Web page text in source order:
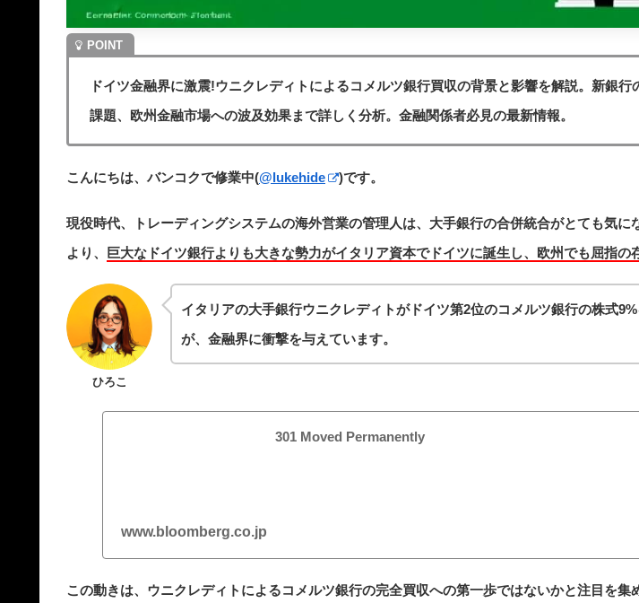
ドイツ金融界に激震!ウニクレディトによるコメルツ銀行買収の背景と影響を解説。新銀行
課題、欧州金融市場への波及効果まで詳しく分析。金融関係者必見の最新情報。
こんにちは、バンコクで修業中(@lukehide )です。
現役時代、トレーディングシステムの海外営業の管理人は、大手銀行の合併統合がとても気に
より、
巨大なドイツ銀行よりも大きな勢力がイタリア資本でドイツに誕生し、欧州でも屈指の
ひろこ
イタリアの大手銀行ウニクレディトがドイツ第2位のコメルツ銀行の株式
が、金融界に衝撃を与えています。
301 Moved Permanently
www.bloomberg.co.jp
この動きは、ウニクレディトによるコメルツ銀行の完全買収への第一歩ではないかと注目を集